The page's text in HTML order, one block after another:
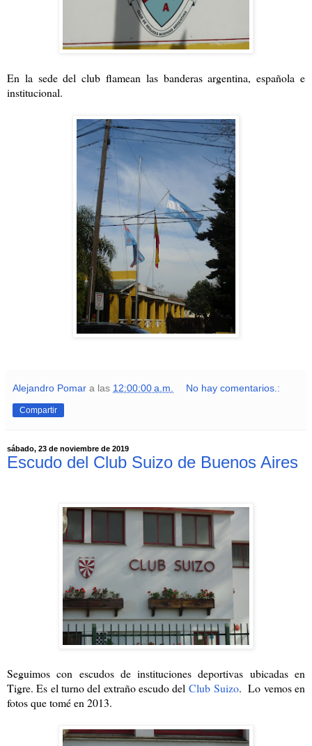
En la sede del club flamean las banderas argentina, española e
institucional.
Alejandro Pomar a las 12:00:00 a.m. No hay comentarios.:
Compartir
sábado, 23 de noviembre de 2019
Escudo del Club Suizo de Buenos Aires
Seguimos con escudos de instituciones deportivas ubicadas en
Tigre. Es el turno del extraño escudo delClub Suizo. Lo vemos en
fotos que tomé en 2013.